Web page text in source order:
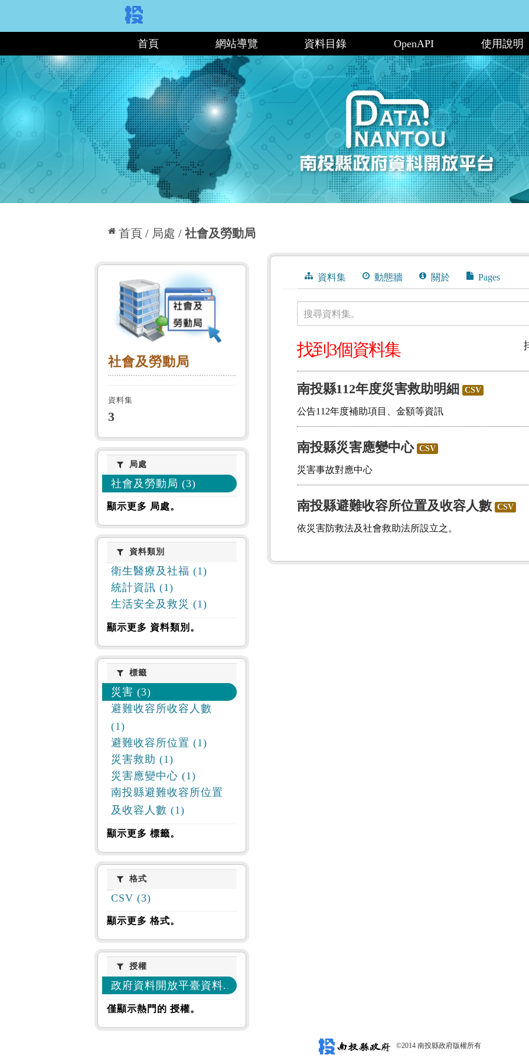
首頁 網站導覽 資料目錄 OpenAPI 使用說明
首頁 局處 社會及勞動局
社會及勞動局
社會及勞動局
資料集
3
局處局處
社會及勞動局 (3)
顯示更多 局處。
資料類別
資料類別
衛生醫療及社福 (1)
統計資訊 (1)
生活安全及救災 (1)
顯示更多 資料類別。
標籤標籤
災害 (3)
避難收容所收容人數
(1)
避難收容所位置 (1)
災害救助 (1)
災害應變中心 (1)
南投縣避難收容所位置
及收容人數 (1)
顯示更多 標籤。
格式格式
CSV (3)
顯示更多 格式。
授權授權
政府資料開放平臺資料... (3)
僅顯示熱門的 授權。
資料集 動態牆 關於 Pages
搜尋資料集。
找到3個資料集
南投縣112年度災害救助明細 CSV
公告112年度補助項目、金額等資訊
南投縣災害應變中心 CSV
災害事故對應中心
南投縣避難收容所位置及收容人數 CSV
依災害防救法及社會救助法所設立之。
©2014 南投縣政府版權所有